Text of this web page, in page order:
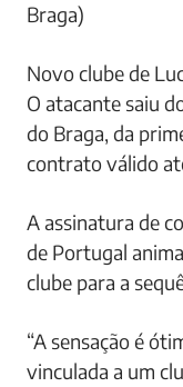
Braga)
Novo clube de
O atacante saiu
do Braga, da
contrato válido
A assinatura de
de Portugal
clube para a
“A sensação é
vinculada a um